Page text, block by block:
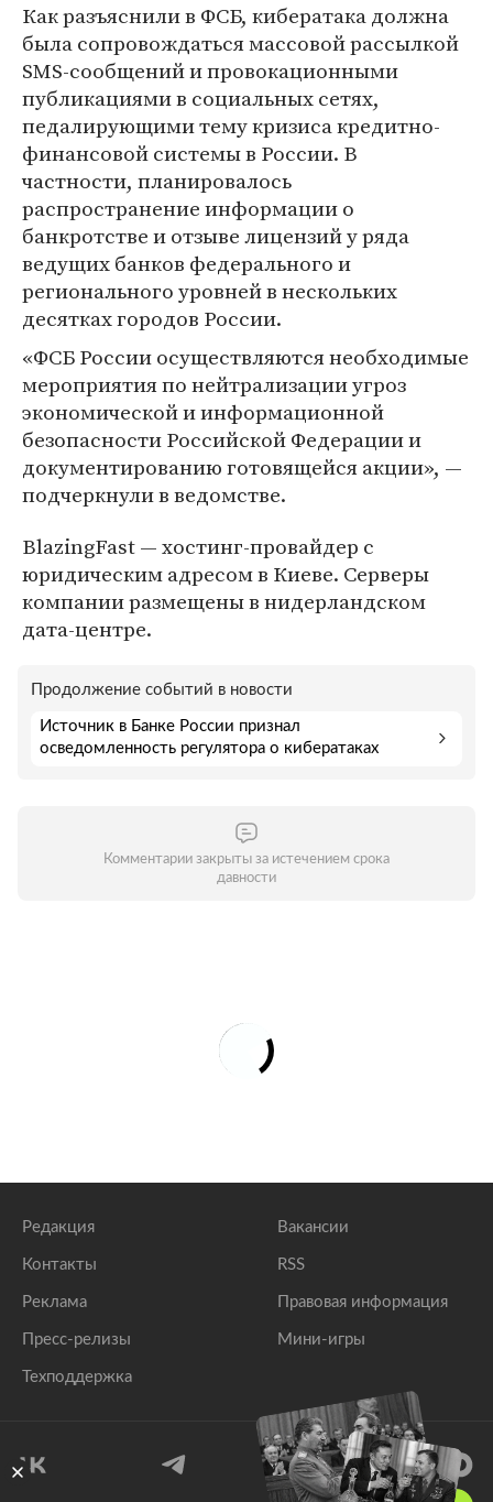
Как разъяснили в ФСБ, кибератака должна
была сопровождаться массовой рассылкой
SMS-сообщений и провокационными
публикациями в социальных сетях,
педалирующими тему кризиса кредитно-
финансовой системы в России. В
частности, планировалось
распространение информации о
банкротстве и отзыве лицензий у ряда
ведущих банков федерального и
регионального уровней в нескольких
десятках городов России.
«ФСБ России осуществляются необходимые
мероприятия по нейтрализации угроз
экономической и информационной
безопасности Российской Федерации и
документированию готовящейся акции», —
подчеркнули в ведомстве.
BlazingFast — хостинг-провайдер с
юридическим адресом в Киеве. Серверы
компании размещены в нидерландском
дата-центре.
Продолжение событий в новости
Источник в Банке России признал
осведомленность регулятора о кибератаках
Комментарии закрыты за истечением срока
давности
Редакция
Контакты
Реклама
Пресс-релизы
Техподдержка
Вакансии
RSS
Правовая информация
Мини-игры